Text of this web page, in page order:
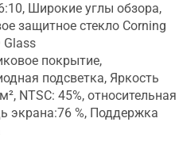
Широкие углы обзора,
защитное стекло Corning
покрытие,
подсветка, Яркость
NTSC: 45%, относительная
экрана:76 %, Поддержка